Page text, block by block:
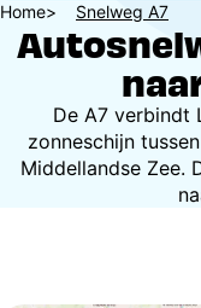
Kruimelpad
Home Snelweg A7
De A7 verbindt
zonneschijn
Middellandse Zee.